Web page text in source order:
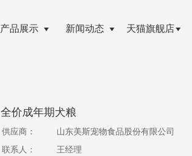
产品展示 新闻动态 天猫旗舰店
全价成年期犬粮
供应商：
山东美斯宠物食品股份有限公司
联系人：
王经理